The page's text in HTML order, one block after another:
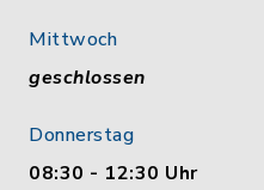
Mittwoch
geschlossen
Donnerstag
08:30 - 12:30 Uhr